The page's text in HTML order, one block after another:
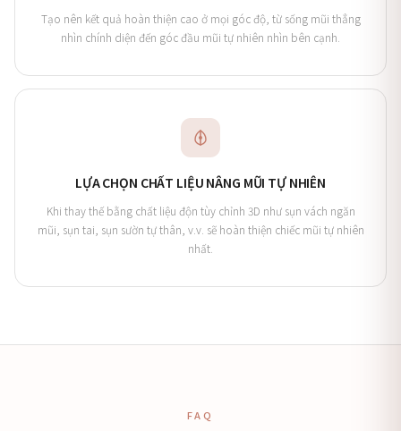
Tạo nên kết quả hoàn thiện cao ở mọi góc độ, từ sống mũi thẳng
nhìn chính diện đến góc đầu mũi tự nhiên nhìn bên cạnh.
LỰA CHỌN CHẤT LIỆU NÂNG MŨI TỰ NHIÊN
Khi thay thế bằng chất liệu độn tùy chỉnh 3D như sụn vách ngăn
mũi, sụn tai, sụn sườn tự thân, v.v. sẽ hoàn thiện chiếc mũi tự nhiên
nhất.
FAQ